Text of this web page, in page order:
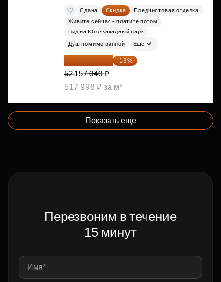
Сдана Скидка
Предчистовая отделка
Живите сейчас - платите потом
Вид на Юго-западный парк
Душ помимо ванной Ещё
45 376 625 ₽ -13%
52 157 040 ₽
517 998 ₽ за м²
Показать еще
Перезвоним в течение
15 минут